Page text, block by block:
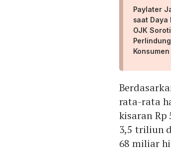
Paylater
saat Daya
OJK Soroti
Konsumen
rata-rata
kisaran Rp
3,5 triliun
68 miliar